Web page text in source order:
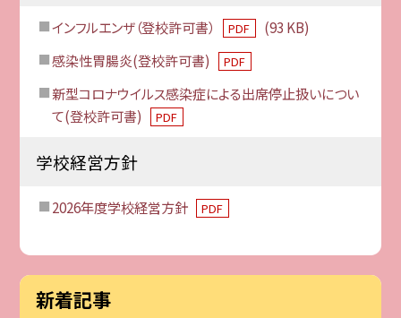
インフルエンザ（登校許可書） PDF
(93 KB)
感染性胃腸炎(登校許可書)
PDF
新型コロナウイルス感染症による出席停止扱いについ
て(登校許可書)
PDF
学校経営方針
2026年度学校経営方針 PDF
新着記事